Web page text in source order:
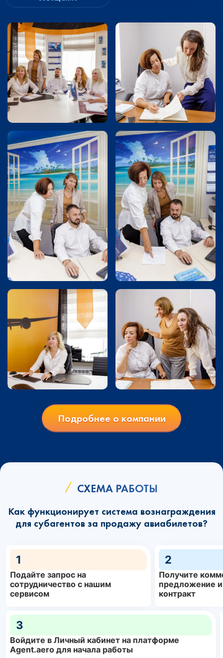
Подробнее о компании
СХЕМА РАБОТЫ
Как функционирует система вознаграждения
для субагентов за продажу авиабилетов?
1
Подайте запрос на
сотрудничество с нашим
сервисом
2
Получите
предложение
контракт
3
Войдите в Личный кабинет на платформе
Agent.aero для начала работы